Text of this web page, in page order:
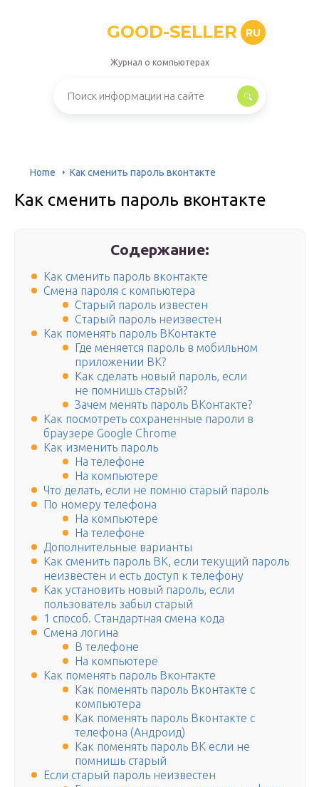
GOOD-SELLER RU
Журнал о компьютерах
Home Как сменить пароль вконтакте
Как сменить пароль вконтакте
Содержание:
Как сменить пароль вконтакте
Смена пароля с компьютера
Старый пароль известен
Старый пароль неизвестен
Как поменять пароль ВКонтакте
Где меняется пароль в мобильном
приложении ВК?
Как сделать новый пароль, если
не помнишь старый?
Зачем менять пароль ВКонтакте?
Как посмотреть сохраненные пароли в
браузере Google Chrome
Как изменить пароль
На телефоне
На компьютере
Что делать, если не помню старый пароль
По номеру телефона
На компьютере
На телефоне
Дополнительные варианты
Как сменить пароль ВК, если текущий пароль
неизвестен и есть доступ к телефону
Как установить новый пароль, если
пользователь забыл старый
1 способ. Стандартная смена кода
Смена логина
В телефоне
На компьютере
Как поменять пароль Вконтакте
Как поменять пароль Вконтакте с
компьютера
Как поменять пароль Вконтакте с
телефона (Андроид)
Как поменять пароль ВК если не
помнишь старый
Если старый пароль неизвестен